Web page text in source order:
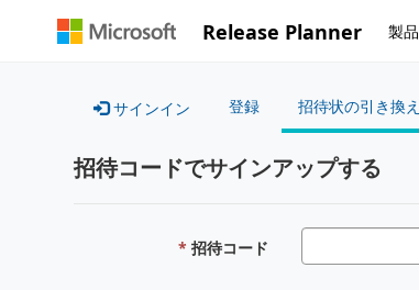
Release Planner 製品
サインイン 登録 招待状の引き換え
招待コードでサインアップする
招待コード